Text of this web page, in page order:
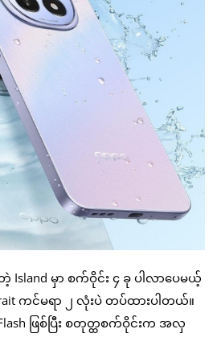
မှာ စက်ဝိုင်း ၄ ခု ပါလာပေမယ့်
ကင်မရာ ၂ လုံးပဲ တပ်ထားပါတယ်။
ဖြစ်ပြီး စတုတ္ထစက်ဝိုင်းက အလှ